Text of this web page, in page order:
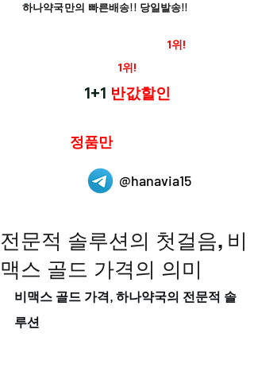
하나약국만의 빠른배송!! 당일발송!!
1위!
1위!
1+1 반값할인
정품만
@hanavia15
전문적 솔루션의 첫걸음, 비
맥스 골드 가격의 의미
비맥스 골드 가격, 하나약국의 전문적 솔
루션